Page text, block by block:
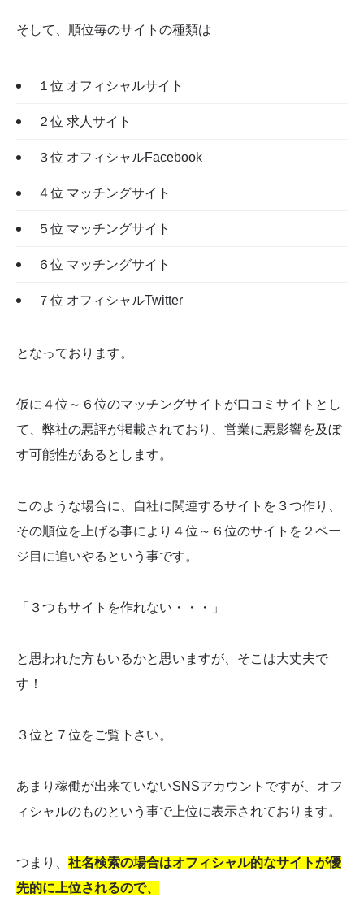
そして、順位毎のサイトの種類は
１位 オフィシャルサイト
２位 求人サイト
３位 オフィシャルFacebook
４位 マッチングサイト
５位 マッチングサイト
６位 マッチングサイト
７位 オフィシャルTwitter
となっております。
仮に４位～６位のマッチングサイトが口コミサイトとし
て、弊社の悪評が掲載されており、営業に悪影響を及ぼ
す可能性があるとします。
このような場合に、自社に関連するサイトを３つ作り、
その順位を上げる事により４位～６位のサイトを２ペー
ジ目に追いやるという事です。
「３つもサイトを作れない・・・」
と思われた方もいるかと思いますが、そこは大丈夫で
す！
３位と７位をご覧下さい。
あまり稼働が出来ていないSNSアカウントですが、オフ
ィシャルのものという事で上位に表示されております。
つまり、 社名検索の場合はオフィシャル的なサイトが優
先的に上位されるので、